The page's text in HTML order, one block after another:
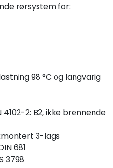
rørsystem for:
98 °C og langvarig
4102-2: B2, ikke brennende
3-lags
681
3798